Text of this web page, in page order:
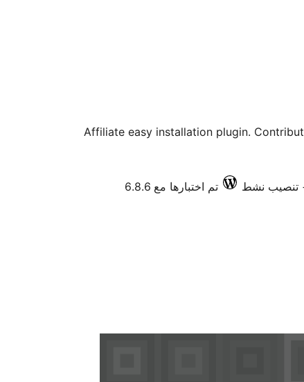
Affiliate easy installation plugin.
تم اختبارها مع 6.8.6